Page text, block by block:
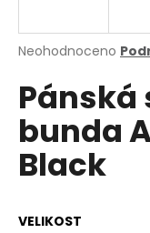
Průměrné
produktu
je
0,0
5
hvězdiček.
Neohodnoceno
bunda
Black
VELIKOST
j
t
?